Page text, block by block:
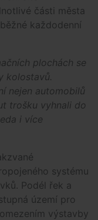
části města
každodenní
plochách se
kolostavů.
nejen automobilů
trošku vyhnali do
i více
systému
Podél řek a
území pro
výstavby